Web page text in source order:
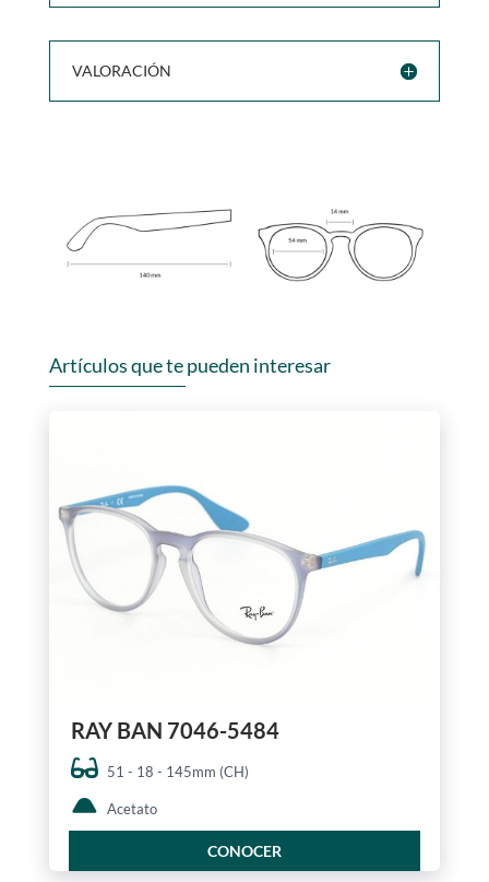
VALORACIÓN
Artículos que te pueden interesar
RAY BAN 7046-5484
51 - 18 - 145mm (CH)
Acetato
CONOCER